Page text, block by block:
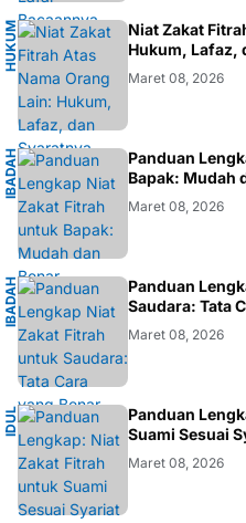
H
U
KU
M
I
S
L
AM
Niat Zakat
Hukum, Lafaz,
Maret 08, 2026
I
B
A
DA
H
I
S
L
AM
Panduan
Bapak: Mudah
Maret 08, 2026
I
B
A
DA
H
I
S
L
AM
Panduan
Saudara: Tata
Maret 08, 2026
I
D
U
L
F
I
T
RI
Panduan
Suami Sesuai
Maret 08, 2026